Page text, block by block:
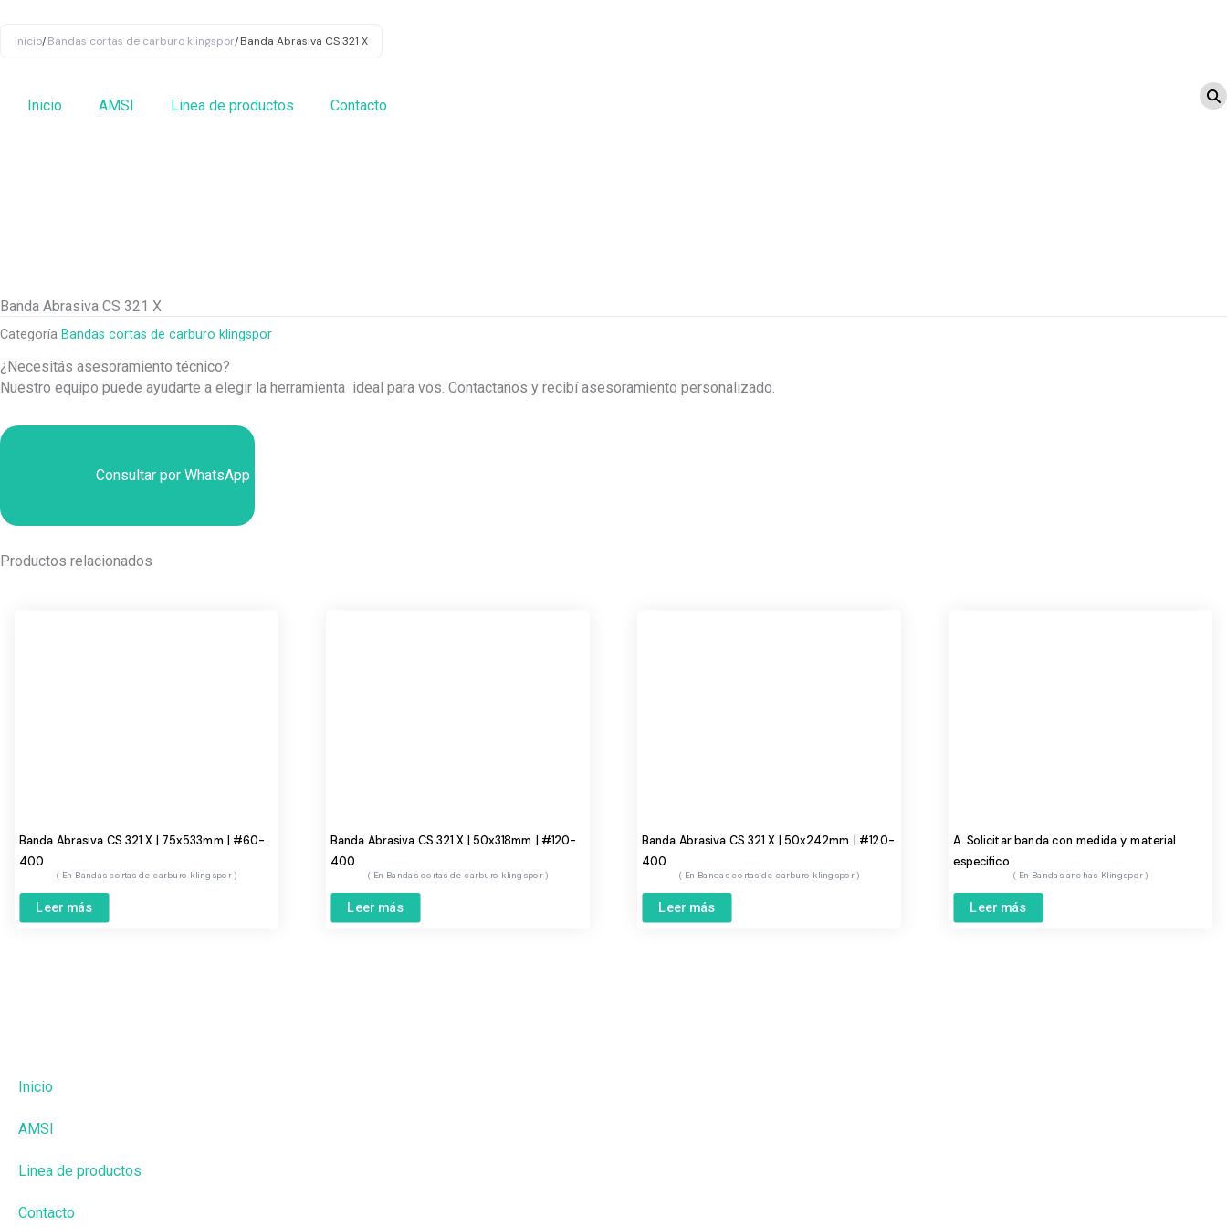
Inicio AMSI Linea de productos Contacto
Inicio/Bandas cortas de carburo klingspor/Banda Abrasiva CS 321 X
Banda Abrasiva CS 321 X
Categoría Bandas cortas de carburo klingspor
¿Necesitás asesoramiento técnico?
Nuestro equipo puede ayudarte a elegir la herramienta ideal para vos. Contactanos y recibí asesoramiento personalizado.
Consultar por WhatsApp
Productos relacionados
Banda Abrasiva CS 321 X | 75x533mm | #60-
400
Bandas cortas de carburo klingspor
Leer más
Banda Abrasiva CS 321 X | 50x318mm | #120-
400
Bandas cortas de carburo klingspor
Leer más
Banda Abrasiva CS 321 X | 50x242mm | #120-
400
Bandas cortas de carburo klingspor
Leer más
A. Solicitar banda con medida y material
especifico
Bandas anchas Klingspor
Leer más
Inicio
AMSI
Linea de productos
Contacto